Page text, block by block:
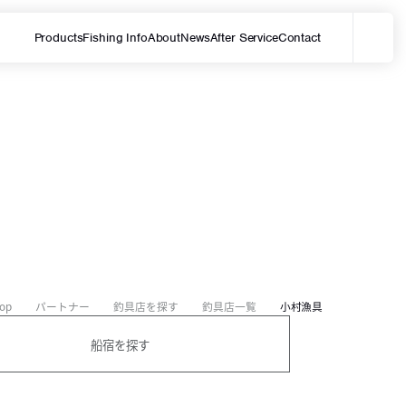
ProductsFishing InfoAboutNewsAfter ServiceContact
サイト内を検索する
パートナー 釣具店を探す 釣具店一覧 小村漁具
船宿を探す